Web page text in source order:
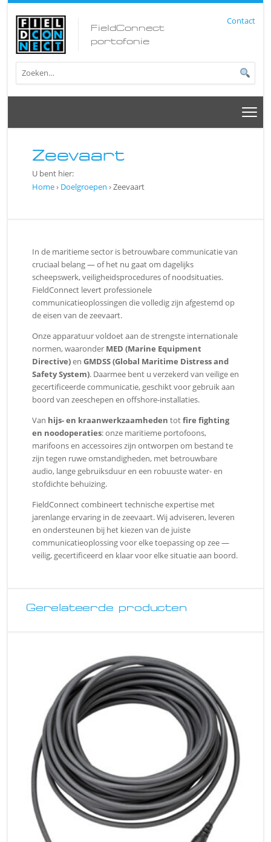
FieldConnect
portofonie
Contact
Zeevaart
U bent hier:
Home› Doelgroepen › Zeevaart
In de maritieme sector is betrouwbare communicatie van
cruciaal belang — of het nu gaat om dagelijks
scheepswerk, veiligheidsprocedures of noodsituaties.
FieldConnect levert professionele
communicatieoplossingen die volledig zijn afgestemd op
de eisen van de zeevaart.
Onze apparatuur voldoet aan de strengste internationale
normen, waaronder MED (Marine Equipment
Directive)en GMDSS (Global Maritime Distress and
Safety System). Daarmee bent u verzekerd van veilige en
gecertificeerde communicatie, geschikt voor gebruik aan
boord van zeeschepen en offshore-installaties.
Van hijs- en kraanwerkzaamheden totfire fighting
en noodoperaties: onze maritieme portofoons,
marifoons en accessoires zijn ontworpen om bestand te
zijn tegen ruwe omstandigheden, met betrouwbare
audio, lange gebruiksduur en een robuuste water- en
stofdichte behuizing.
FieldConnect combineert technische expertise met
jarenlange ervaring in de zeevaart. Wij adviseren, leveren
en ondersteunen bij het kiezen van de juiste
communicatieoplossing voor elke toepassing op zee —
veilig, gecertificeerd en klaar voor elke situatie aan boord.
Gerelateerde producten